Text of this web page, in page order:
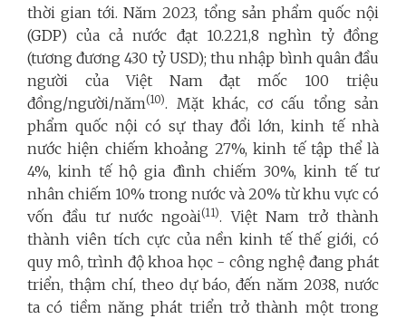
thời gian tới. Năm 2023, tổng sản phẩm quốc nội
(GDP) của cả nước đạt 10.221,8 nghìn tỷ đồng
(tương đương 430 tỷ USD); thu nhập bình quân đầu
người của Việt Nam đạt mốc 100 triệu
đồng/người/năm(10). Mặt khác, cơ cấu tổng sản
phẩm quốc nội có sự thay đổi lớn, kinh tế nhà
nước hiện chiếm khoảng 27%, kinh tế tập thể là
4%, kinh tế hộ gia đình chiếm 30%, kinh tế tư
nhân chiếm 10% trong nước và 20% từ khu vực có
vốn đầu tư nước ngoài(11). Việt Nam trở thành
thành viên tích cực của nền kinh tế thế giới, có
quy mô, trình độ khoa học - công nghệ đang phát
triển, thậm chí, theo dự báo, đến năm 2038, nước
ta có tiềm năng phát triển trở thành một trong